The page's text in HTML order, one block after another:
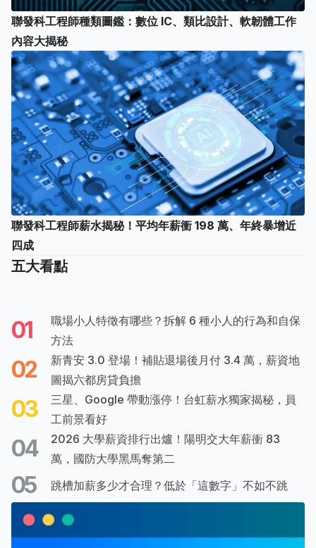
五大看點
01
職場小人特徵有哪些？拆解 6 種小人的行為和自保
方法
02
新青安 3.0 登場！補貼退場後月付 3.4 萬，薪資地
圖揭六都房貸負擔
03
三星、Google 帶動漲停！台虹薪水獨家揭秘，員
工前景看好
04
2026 大學薪資排行出爐！陽明交大年薪衝 83
萬，國防大學黑馬奪第二
05 跳槽加薪多少才合理？低於「這數字」不如不跳
聯發科工程師種類圖鑑：數位 IC、類比設計、軟韌體工作
內容大揭秘
聯發科工程師薪水揭秘！平均年薪衝 198 萬、年終暴增近
四成